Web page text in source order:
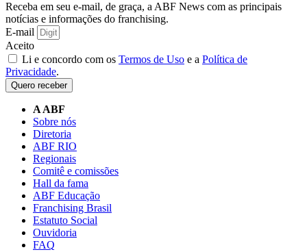
Receba em seu e-mail, de graça, a ABF News com as principais
notícias e informações do franchising.
E-mail
Aceito
Li e concordo com os Termos de Uso e a Política de
Privacidade.
Quero receber
A ABF
Sobre nós
Diretoria
ABF RIO
Regionais
Comitê e comissões
Hall da fama
ABF Educação
Franchising Brasil
Estatuto Social
Ouvidoria
FAQ